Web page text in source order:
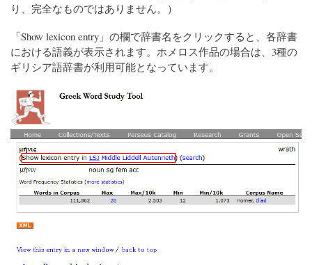
り、完全なものではありません。）
「Show lexicon entry」の欄で辞書名をクリックすると、各辞書
における語義が表示されます。ホメロス作品の場合は、3種の
ギリシア語辞書が利用可能となっています。